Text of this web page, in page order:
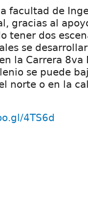
facultad de
gracias al
tener dos
se
la Carrera 8va
se puede
norte o en la
4TS6d